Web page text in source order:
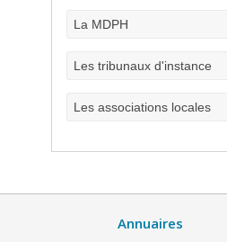
La MDPH
Les tribunaux d'instance
Les associations locales
Annuaires